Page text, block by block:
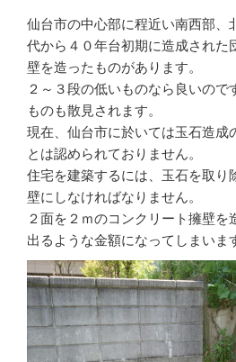
仙台市の中心部に程近い南西部、
代から４０年台初期に造成された
壁を造ったものがあります。
２～３段の低いものなら良いので
ものも散見されます。
現在、仙台市に於いては玉石造成
とは認められておりません。
住宅を建築するには、玉石を取り
壁にしなければなりません。
２面を２ｍのコンクリート擁壁を
出るような金額になってしまいま